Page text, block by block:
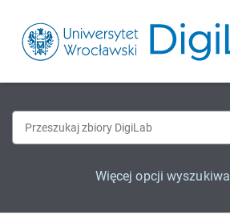
Więcej opcji